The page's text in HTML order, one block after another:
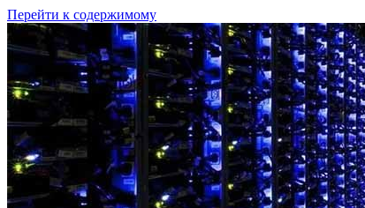
Перейти к содержимому